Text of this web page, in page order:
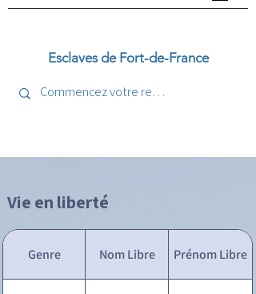
Esclaves de Fort-de-France
Vie en liberté
Genre Nom Libre Prénom Libre